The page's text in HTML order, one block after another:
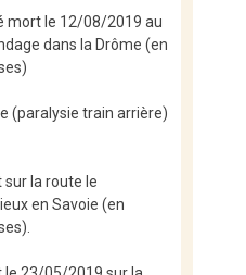
mort le 12/08/2019 au
dans la Drôme (en
(paralysie train arrière)
la route le
en Savoie (en